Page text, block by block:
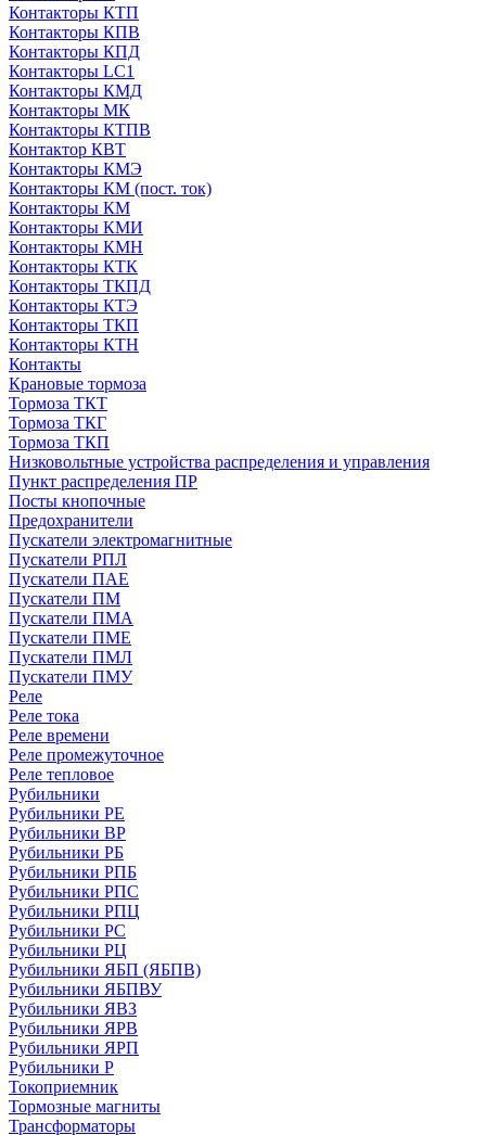
Контакторы КТП
Контакторы КПВ
Контакторы КПД
Контакторы LC1
Контакторы КМД
Контакторы МК
Контакторы КТПВ
Контактор КВТ
Контакторы КМЭ
Контакторы КМ (пост. ток)
Контакторы КМ
Контакторы КМИ
Контакторы КМН
Контакторы КТК
Контакторы ТКПД
Контакторы КТЭ
Контакторы ТКП
Контакторы КТН
Контакты
Крановые тормоза
Тормоза ТКТ
Тормоза ТКГ
Тормоза ТКП
Низковольтные устройства распределения и управления
Пункт распределения ПР
Посты кнопочные
Предохранители
Пускатели электромагнитные
Пускатели РПЛ
Пускатели ПАЕ
Пускатели ПМ
Пускатели ПМА
Пускатели ПМЕ
Пускатели ПМЛ
Пускатели ПМУ
Реле
Реле тока
Реле времени
Реле промежуточное
Реле тепловое
Рубильники
Рубильники РЕ
Рубильники ВР
Рубильники РБ
Рубильники РПБ
Рубильники РПС
Рубильники РПЦ
Рубильники РС
Рубильники РЦ
Рубильники ЯБП (ЯБПВ)
Рубильники ЯБПВУ
Рубильники ЯВЗ
Рубильники ЯРВ
Рубильники ЯРП
Рубильники Р
Токоприемник
Тормозные магниты
Трансформаторы